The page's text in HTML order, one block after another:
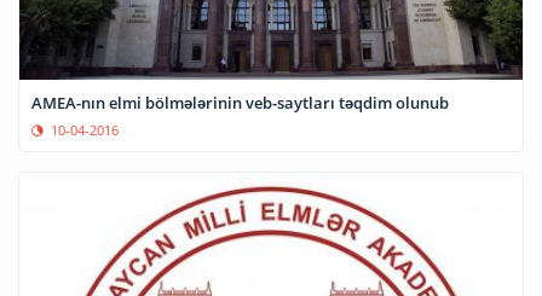
AMEA-nın elmi bölmələrinin veb-saytları təqdim olunub
10-04-2016